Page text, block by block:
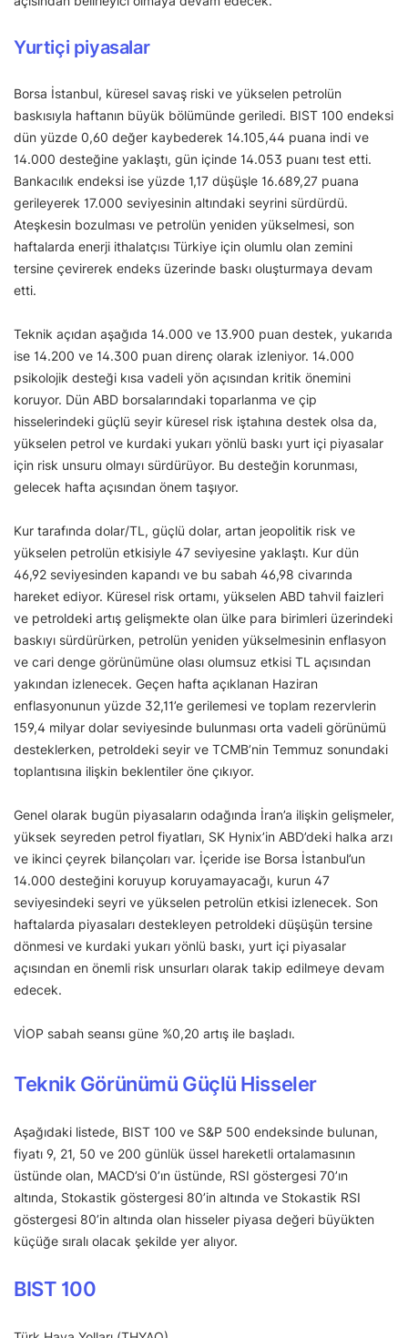
Yurtiçi piyasalar
Borsa İstanbul, küresel savaş riski ve yükselen petrolün
baskısıyla haftanın büyük bölümünde geriledi. BIST 100 endeksi
dün yüzde 0,60 değer kaybederek 14.105,44 puana indi ve
14.000 desteğine yaklaştı, gün içinde 14.053 puanı test etti.
Bankacılık endeksi ise yüzde 1,17 düşüşle 16.689,27 puana
gerileyerek 17.000 seviyesinin altındaki seyrini sürdürdü.
Ateşkesin bozulması ve petrolün yeniden yükselmesi, son
haftalarda enerji ithalatçısı Türkiye için olumlu olan zemini
tersine çevirerek endeks üzerinde baskı oluşturmaya devam
etti.
Teknik açıdan aşağıda 14.000 ve 13.900 puan destek, yukarıda
ise 14.200 ve 14.300 puan direnç olarak izleniyor. 14.000
psikolojik desteği kısa vadeli yön açısından kritik önemini
koruyor. Dün ABD borsalarındaki toparlanma ve çip
hisselerindeki güçlü seyir küresel risk iştahına destek olsa da,
yükselen petrol ve kurdaki yukarı yönlü baskı yurt içi piyasalar
için risk unsuru olmayı sürdürüyor. Bu desteğin korunması,
gelecek hafta açısından önem taşıyor.
Kur tarafında dolar/TL, güçlü dolar, artan jeopolitik risk ve
yükselen petrolün etkisiyle 47 seviyesine yaklaştı. Kur dün
46,92 seviyesinden kapandı ve bu sabah 46,98 civarında
hareket ediyor. Küresel risk ortamı, yükselen ABD tahvil faizleri
ve petroldeki artış gelişmekte olan ülke para birimleri üzerindeki
baskıyı sürdürürken, petrolün yeniden yükselmesinin enflasyon
ve cari denge görünümüne olası olumsuz etkisi TL açısından
yakından izlenecek. Geçen hafta açıklanan Haziran
enflasyonunun yüzde 32,11’e gerilemesi ve toplam rezervlerin
159,4 milyar dolar seviyesinde bulunması orta vadeli görünümü
desteklerken, petroldeki seyir ve TCMB’nin Temmuz sonundaki
toplantısına ilişkin beklentiler öne çıkıyor.
Genel olarak bugün piyasaların odağında İran’a ilişkin gelişmeler,
yüksek seyreden petrol fiyatları, SK Hynix’in ABD’deki halka arzı
ve ikinci çeyrek bilançoları var. İçeride ise Borsa İstanbul’un
14.000 desteğini koruyup koruyamayacağı, kurun 47
seviyesindeki seyri ve yükselen petrolün etkisi izlenecek. Son
haftalarda piyasaları destekleyen petroldeki düşüşün tersine
dönmesi ve kurdaki yukarı yönlü baskı, yurt içi piyasalar
açısından en önemli risk unsurları olarak takip edilmeye devam
edecek.
VİOP sabah seansı güne %0,20 artış ile başladı.
Teknik Görünümü Güçlü Hisseler
Aşağıdaki listede, BIST 100 ve S&P 500 endeksinde bulunan,
fiyatı 9, 21, 50 ve 200 günlük üssel hareketli ortalamasının
üstünde olan, MACD’si 0’ın üstünde, RSI göstergesi 70’ın
altında, Stokastik göstergesi 80’in altında ve Stokastik RSI
göstergesi 80’in altında olan hisseler piyasa değeri büyükten
küçüğe sıralı olacak şekilde yer alıyor.
BIST 100